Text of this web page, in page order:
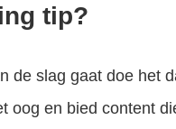
tip?
de slag gaat doe het
oog en bied content